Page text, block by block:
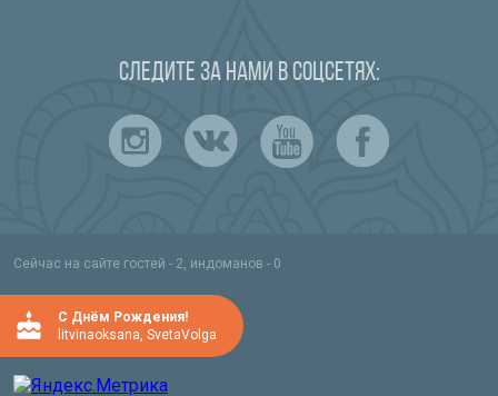
Следите за нами в соцсетях:
Сейчас на сайте гостей - 2, индоманов - 0
C Днём Рождения!
litvinaoksana, SvetaVolga